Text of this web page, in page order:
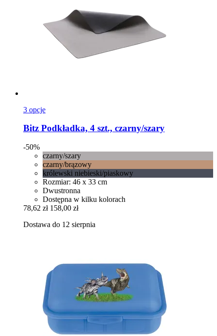
3 opcje
Bitz Podkładka, 4 szt., czarny/szary
-50%
czarny/szary
czarny/brązowy
królewski niebieski/piaskowy
Rozmiar: 46 x 33 cm
Dwustronna
Dostępna w kilku kolorach
78,62 zł 158,00 zł
Dostawa do 12 sierpnia